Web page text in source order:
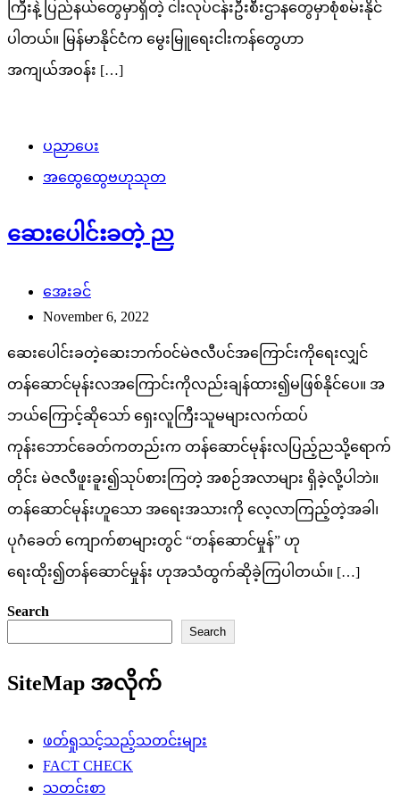
ကြီးနဲ့ ပြည်နယ်တွေမှာရှိတဲ့ ငါးလုပ်ငန်းဦးစီးဌာနတွေမှာစုံစမ်းနိုင်
ပါတယ်။ မြန်မာနိုင်ငံက မွေးမြူရေးငါးကန်တွေဟာ
အကျယ်အဝန်း […]
ပညာပေး
အထွေထွေဗဟုသုတ
ဆေးပေါင်းခတဲ့ ည
အေးခင်
November 6, 2022
ဆေးပေါင်းခတဲ့ဆေးဘက်၀င်မဲဇလီပင်အကြောင်းကိုရေးလျှင်
တန်ဆောင်မုန်းလအကြောင်းကိုလည်းချန်ထား၍မဖြစ်နိုင်ပေ။ အ
ဘယ်ကြောင့်ဆိုသော် ရှေးလူကြီးသူမများလက်ထပ်
ကုန်းဘောင်ခေတ်ကတည်းက တန်ဆောင်မုန်းလပြည့်ညသို့ရောက်
တိုင်း မဲဇလီဖူးခူး၍သုပ်စားကြတဲ့ အစဉ်အလာများ ရှိခဲ့လို့ပါဘဲ။
တန်ဆောင်မုန်းဟူသော အရေးအသားကို လေ့လာကြည့်တဲ့အခါ၊
ပုဂံခေတ် ကျောက်စာများတွင် “တန်ဆောင်မှုန်” ဟု
ရေးထိုး၍တန်ဆောင်မှုန်း ဟုအသံထွက်ဆိုခဲ့ကြပါတယ်။ […]
Search
Search
SiteMap အလိုက်
ဖတ်ရှုသင့်သည့်သတင်းများ
FACT CHECK
သတင်းစာ